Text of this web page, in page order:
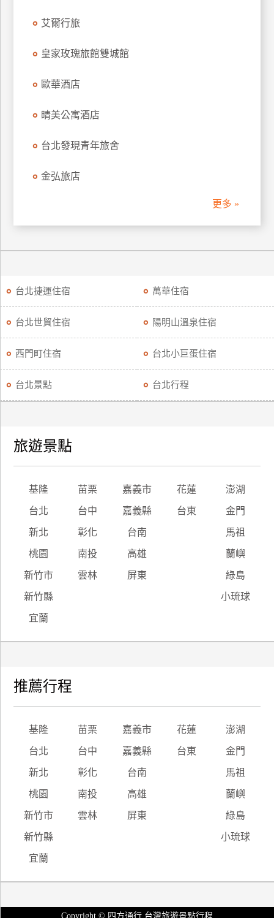
劃
商
品
宣
傳
艾爾行旅
皇家玫瑰旅館雙城館
歐華酒店
晴美公寓酒店
台北發現青年旅舍
金弘旅店
更多 »
台北捷運住宿 萬華住宿
台北世貿住宿 陽明山溫泉住宿
西門町住宿 台北小巨蛋住宿
台北景點 台北行程
旅遊景點
基隆 苗栗 嘉義市 花蓮 澎湖
台北 台中 嘉義縣 台東 金門
新北 彰化 台南 馬祖
桃園 南投 高雄 蘭嶼
新竹市 雲林 屏東 綠島
新竹縣 小琉球
宜蘭
推薦行程
基隆 苗栗 嘉義市 花蓮 澎湖
台北 台中 嘉義縣 台東 金門
新北 彰化 台南 馬祖
桃園 南投 高雄 蘭嶼
新竹市 雲林 屏東 綠島
新竹縣 小琉球
宜蘭
Copyright © 四方通行 台灣旅遊景點行程